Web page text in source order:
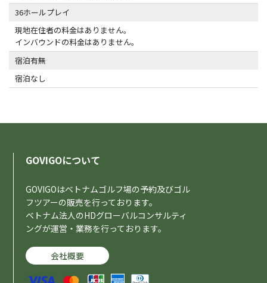
36ホールプレイ
現地在住者の料金はありません。
インバウンドの料金はありません。
宿泊有無
宿泊なし
GOVIGOについて
GOVIGOはベトナムゴルフ場の予約及びゴル
フツアーの販売を行っております。
ベトナム法人のHDグローバルコンサルティ
ングが運営・業務を行っております。
会社概要